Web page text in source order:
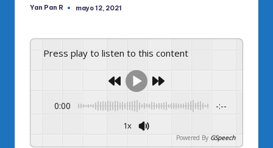
Publicado
Yan Pan R mayo 12, 2021
Press play to listen to this content
0:00 -:--
1x
Powered By GSpeech